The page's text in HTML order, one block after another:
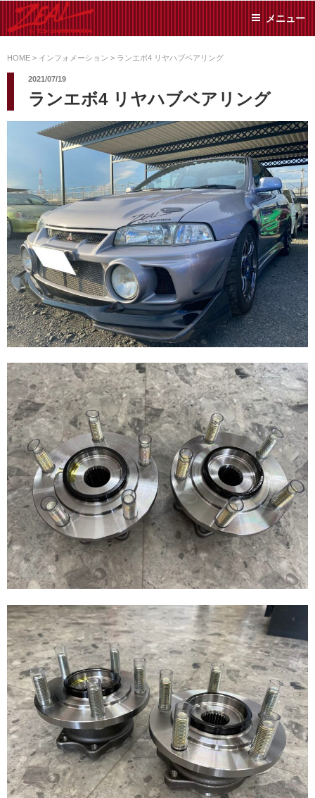
ン
ツ
ス
SUMIYAMA
た日常メンテから各種チ
ューニングまで、車に関
リーでお任せください!
メニュー
HOME > インフォメーション > ランエボ4 リヤハブベアリング
2021/07/19
ランエボ4 リヤハブベアリング